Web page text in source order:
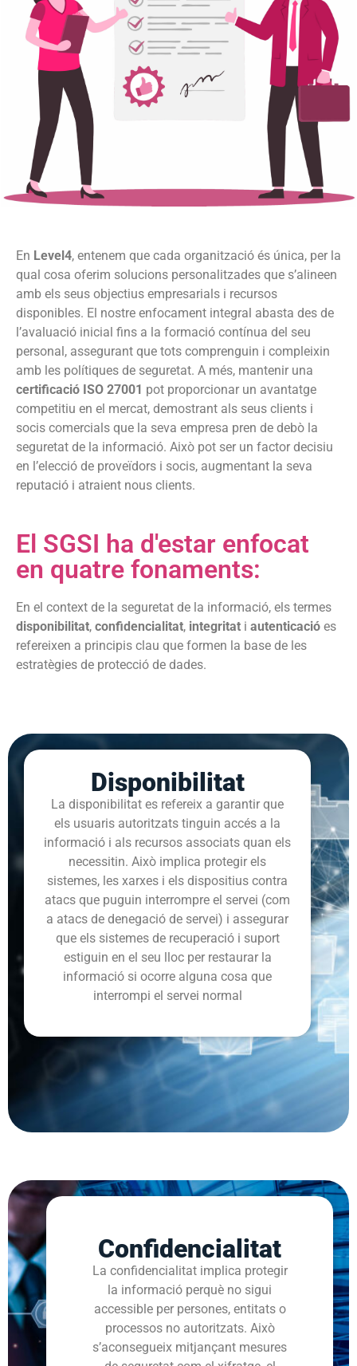
En Level4, entenem que cada organització és única, per la
qual cosa oferim solucions personalitzades que s’alineen
amb els seus objectius empresarials i recursos
disponibles. El nostre enfocament integral abasta des de
l’avaluació inicial fins a la formació contínua del seu
personal, assegurant que tots comprenguin i compleixin
amb les polítiques de seguretat. A més, mantenir una
certificació ISO 27001 pot proporcionar un avantatge
competitiu en el mercat, demostrant als seus clients i
socis comercials que la seva empresa pren de debò la
seguretat de la informació. Això pot ser un factor decisiu
en l’elecció de proveïdors i socis, augmentant la seva
reputació i atraient nous clients.
El SGSI ha d'estar enfocat
en quatre fonaments:
En el context de la seguretat de la informació, els termes
disponibilitat, confidencialitat, integritat i autenticació es
refereixen a principis clau que formen la base de les
estratègies de protecció de dades.
Disponibilitat
La disponibilitat es refereix a garantir que
els usuaris autoritzats tinguin accés a la
informació i als recursos associats quan els
necessitin. Això implica protegir els
sistemes, les xarxes i els dispositius contra
atacs que puguin interrompre el servei (com
a atacs de denegació de servei) i assegurar
que els sistemes de recuperació i suport
estiguin en el seu lloc per restaurar la
informació si ocorre alguna cosa que
interrompi el servei normal
Confidencialitat
La confidencialitat implica protegir
la informació perquè no sigui
accessible per persones, entitats o
processos no autoritzats. Això
s’aconsegueix mitjançant mesures